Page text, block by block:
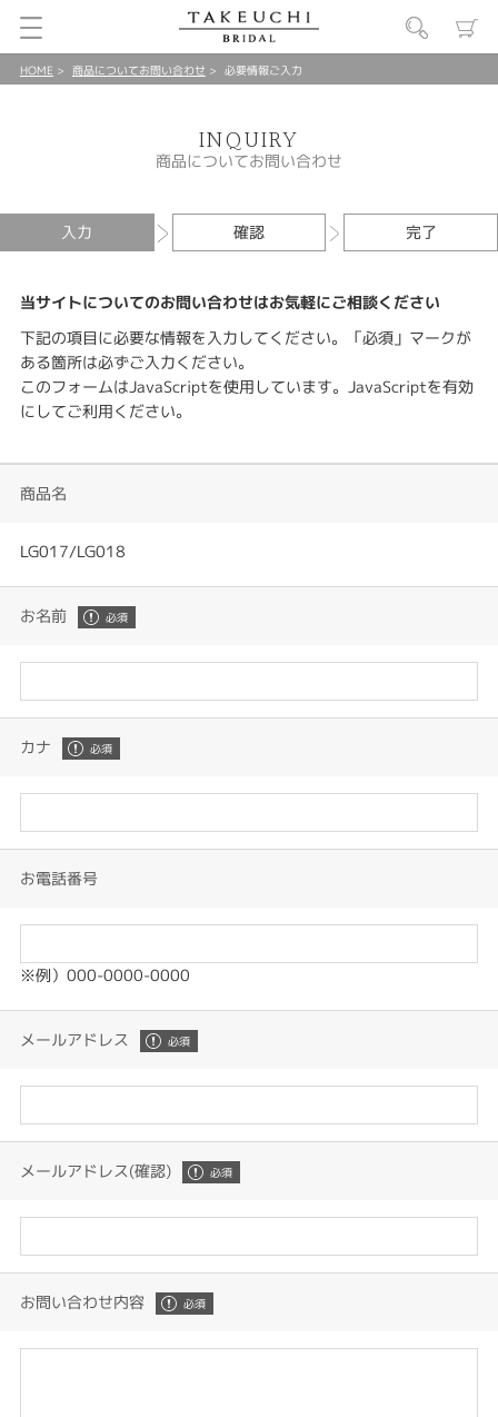
HOME 商品についてお問い合わせ 必要情報ご入力
INQUIRY
商品についてお問い合わせ
入力 確認 完了
当サイトについてのお問い合わせはお気軽にご相談ください
下記の項目に必要な情報を入力してください。「必須」マークが
ある箇所は必ずご入力ください。
このフォームはJavaScriptを使用しています。JavaScriptを有効
にしてご利用ください。
商品名
LG017/LG018
お名前
カナ
お電話番号
※例）000-0000-0000
メールアドレス
メールアドレス(確認)
お問い合わせ内容